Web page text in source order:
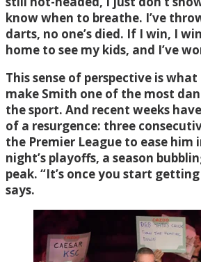
know when to breathe. I’ve
darts, no one’s died. If I win, I
home to see my kids, and I’ve
This sense of perspective is
make Smith one of the most
the sport. And recent weeks
of a resurgence: three
the Premier League to ease him
night’s playoffs, a season
peak. “It’s once you start
says.